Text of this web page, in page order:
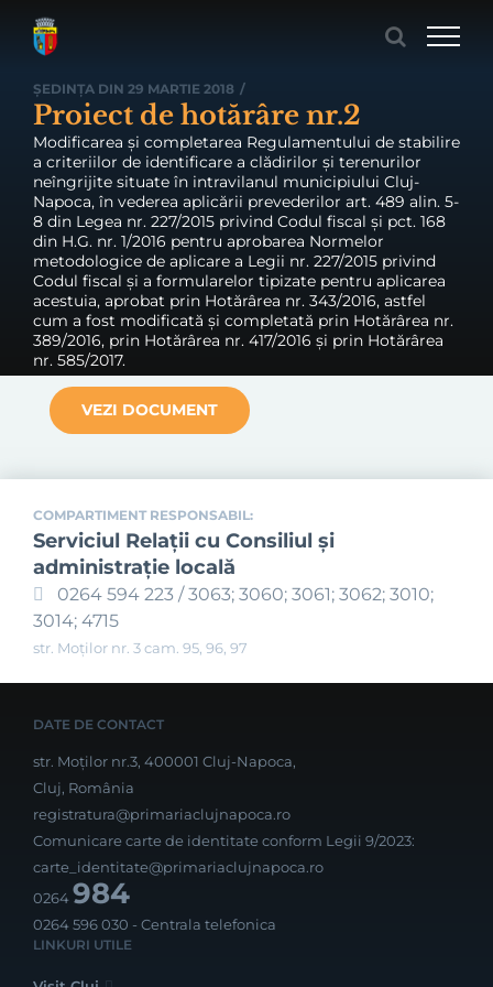
ȘEDINȚA DIN 29 MARTIE 2018 /
Proiect de hotărâre nr.2
Modificarea și completarea Regulamentului de stabilire
a criteriilor de identificare a clădirilor și terenurilor
neîngrijite situate în intravilanul municipiului Cluj-
Napoca, în vederea aplicării prevederilor art. 489 alin. 5-
8 din Legea nr. 227/2015 privind Codul fiscal și pct. 168
din H.G. nr. 1/2016 pentru aprobarea Normelor
metodologice de aplicare a Legii nr. 227/2015 privind
Codul fiscal și a formularelor tipizate pentru aplicarea
acestuia, aprobat prin Hotărârea nr. 343/2016, astfel
cum a fost modificată și completată prin Hotărârea nr.
389/2016, prin Hotărârea nr. 417/2016 și prin Hotărârea
nr. 585/2017.
VEZI DOCUMENT
COMPARTIMENT RESPONSABIL:
Serviciul Relaţii cu Consiliul şi
administraţie locală
0264 594 223 / 3063; 3060; 3061; 3062; 3010;
3014; 4715
str. Moților nr. 3 cam. 95, 96, 97
DATE DE CONTACT
str. Moților nr.3, 400001 Cluj-Napoca,
Cluj, România
registratura@primariaclujnapoca.ro
Comunicare carte de identitate conform Legii 9/2023:
carte_identitate@primariaclujnapoca.ro
0264984
0264 596 030 - Centrala telefonica
LINKURI UTILE